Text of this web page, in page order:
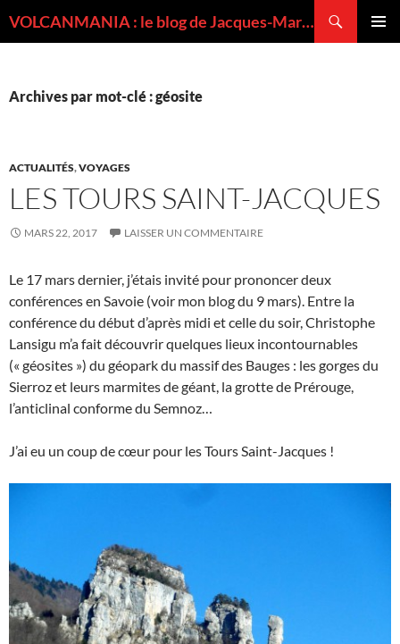
VOLCANMANIA : le blog de Jacques-Marie BARDINTZEFF, volcanologue
Archives par mot-clé : géosite
ACTUALITÉS,VOYAGES
LES TOURS SAINT-JACQUES
MARS 22, 2017 LAISSER UN COMMENTAIRE
Le 17 mars dernier, j’étais invité pour prononcer deux
conférences en Savoie (voir mon blog du 9 mars). Entre la
conférence du début d’après midi et celle du soir, Christophe
Lansigu m’a fait découvrir quelques lieux incontournables
(« géosites ») du géopark du massif des Bauges : les gorges du
Sierroz et leurs marmites de géant, la grotte de Prérouge,
l’anticlinal conforme du Semnoz…
J’ai eu un coup de cœur pour les Tours Saint-Jacques !